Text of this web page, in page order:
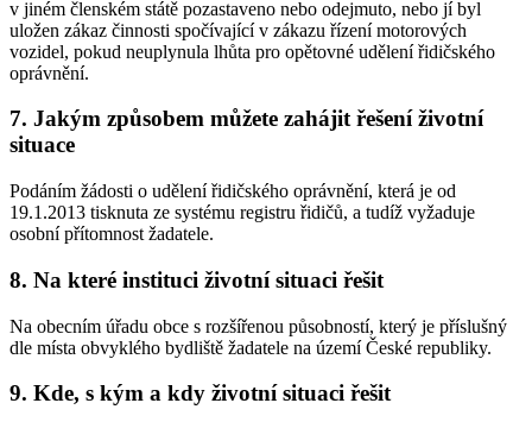
v jiném členském státě pozastaveno nebo odejmuto, nebo jí byl
uložen zákaz činnosti spočívající v zákazu řízení motorových
vozidel, pokud neuplynula lhůta pro opětovné udělení řidičského
oprávnění.
7. Jakým způsobem můžete zahájit řešení životní
situace
Podáním žádosti o udělení řidičského oprávnění, která je od
19.1.2013 tisknuta ze systému registru řidičů, a tudíž vyžaduje
osobní přítomnost žadatele.
8. Na které instituci životní situaci řešit
Na obecním úřadu obce s rozšířenou působností, který je příslušný
dle místa obvyklého bydliště žadatele na území České republiky.
9. Kde, s kým a kdy životní situaci řešit